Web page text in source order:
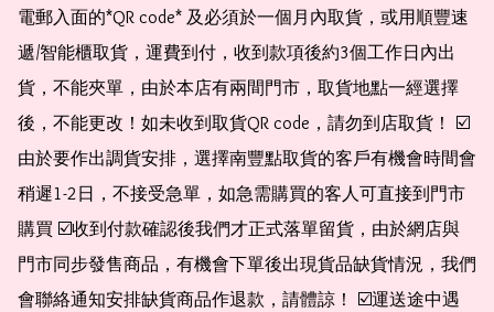
電郵入面的*QR code* 及必須於一個月內取貨，或用順豐速
遞/智能櫃取貨，運費到付，收到款項後約3個工作日內出
貨，不能夾單，由於本店有兩間門市，取貨地點一經選擇
後，不能更改！如未收到取貨QR code，請勿到店取貨！ ☑️
由於要作出調貨安排，選擇南豐點取貨的客戶有機會時間會
稍遲1-2日，不接受急單，如急需購買的客人可直接到門市
購買 ☑️收到付款確認後我們才正式落單留貨，由於網店與
門市同步發售商品，有機會下單後出現貨品缺貨情況，我們
會聯絡通知安排缺貨商品作退款，請體諒！ ☑️運送途中遇